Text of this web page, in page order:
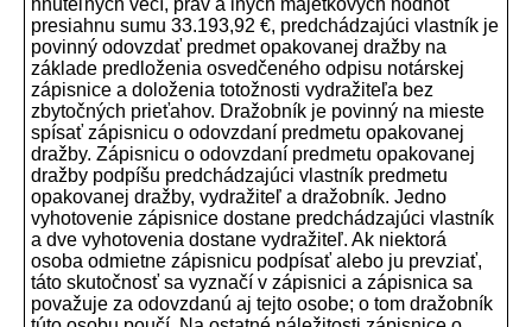
hnuteľných vecí, práv a iných majetkových hodnôt
presiahnu sumu 33.193,92 €, predchádzajúci vlastník je
povinný odovzdať predmet opakovanej dražby na
základe predloženia osvedčeného odpisu notárskej
zápisnice a doloženia totožnosti vydražiteľa bez
zbytočných prieťahov. Dražobník je povinný na mieste
spísať zápisnicu o odovzdaní predmetu opakovanej
dražby. Zápisnicu o odovzdaní predmetu opakovanej
dražby podpíšu predchádzajúci vlastník predmetu
opakovanej dražby, vydražiteľ a dražobník. Jedno
vyhotovenie zápisnice dostane predchádzajúci vlastník
a dve vyhotovenia dostane vydražiteľ. Ak niektorá
osoba odmietne zápisnicu podpísať alebo ju prevziať,
táto skutočnosť sa vyznačí v zápisnici a zápisnica sa
považuje za odovzdanú aj tejto osobe; o tom dražobník